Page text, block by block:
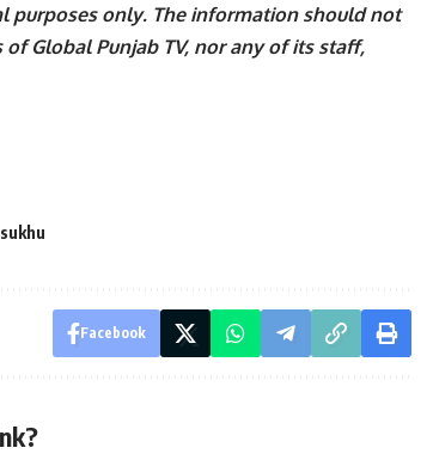
purposes only. The information should not
Global Punjab TV, nor any of its staff,
Facebook